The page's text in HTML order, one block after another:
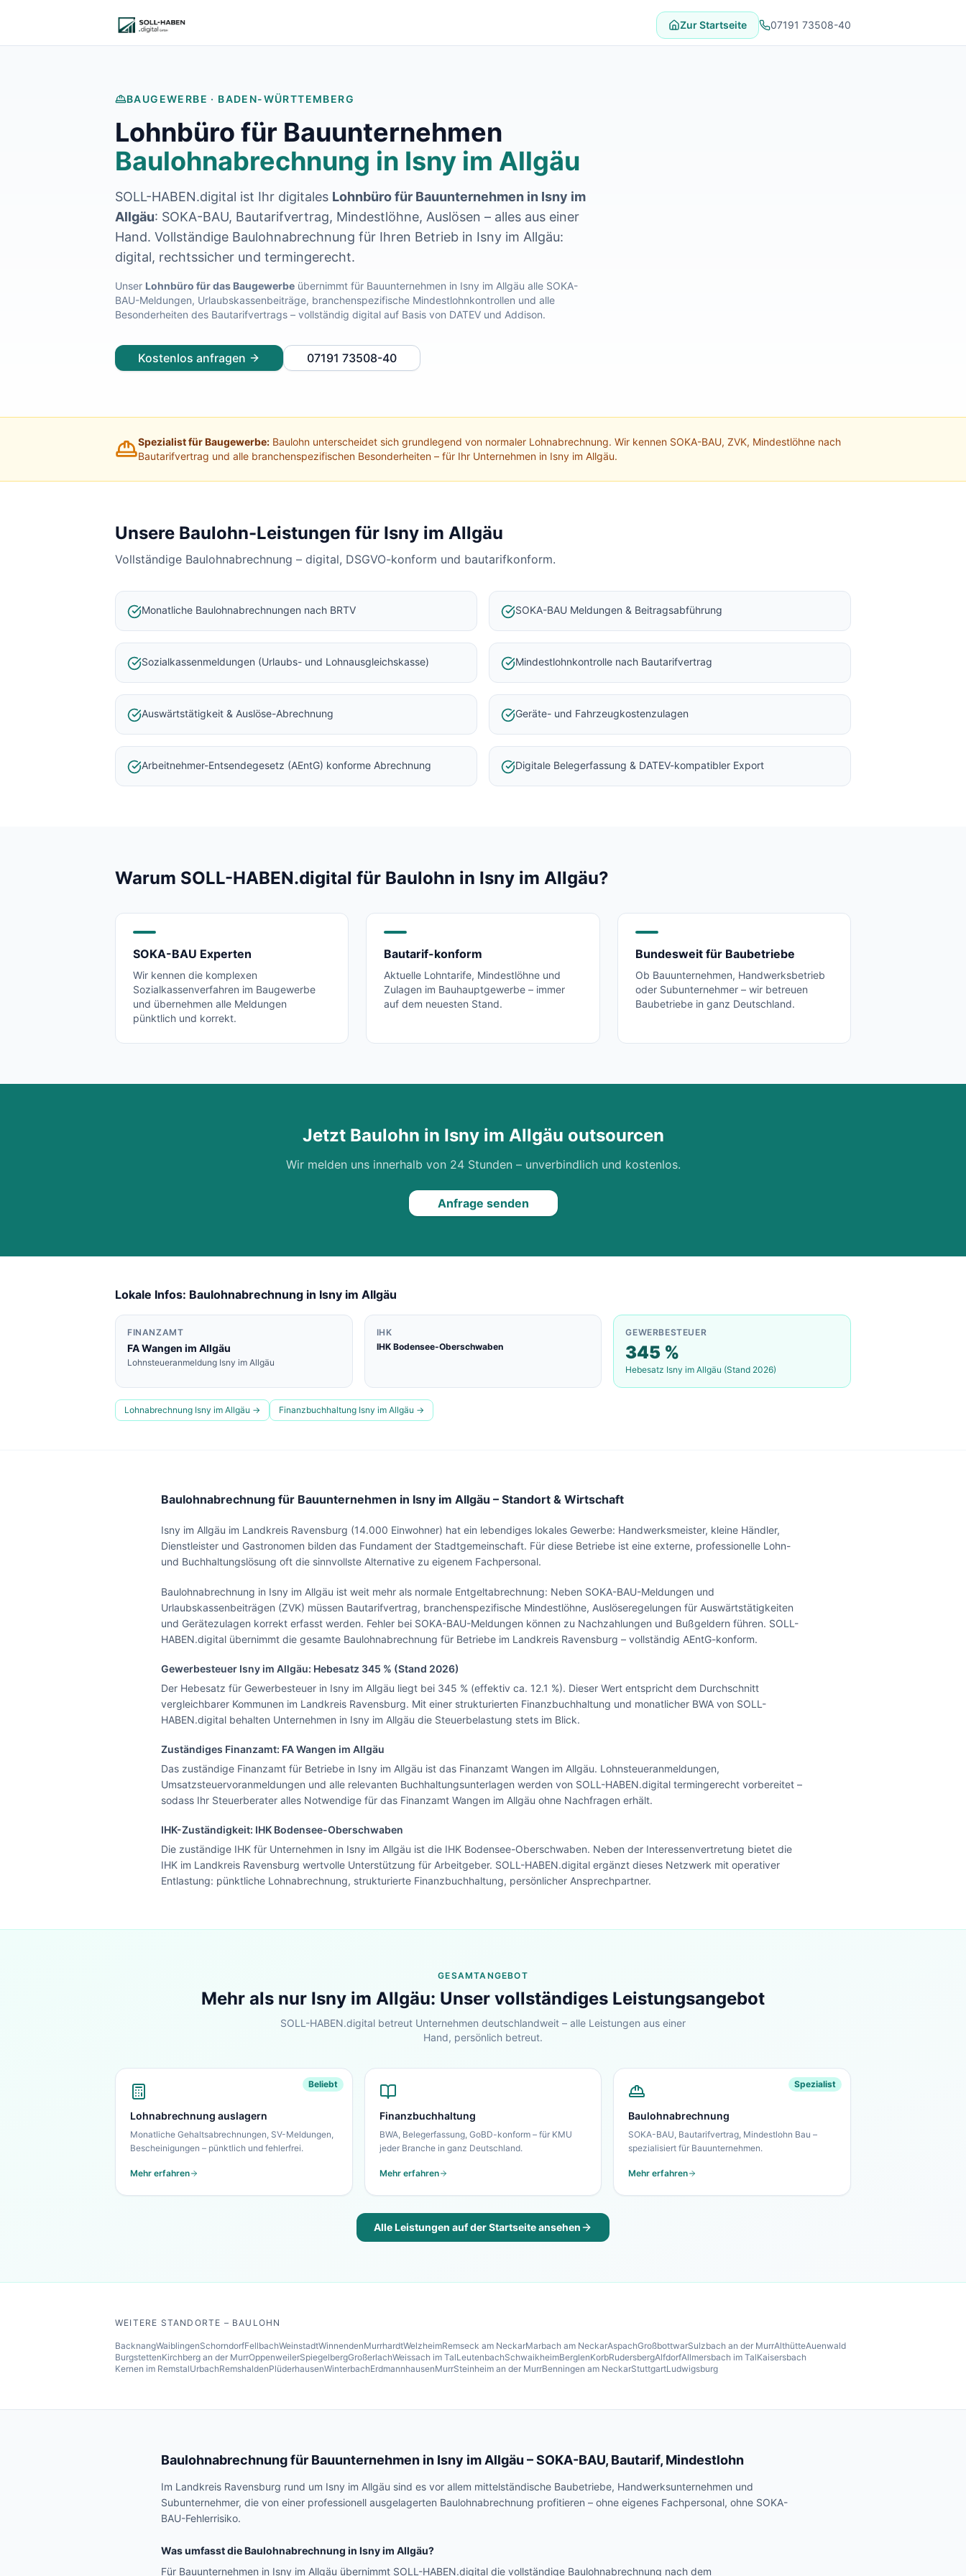
Zur Startseite 07191 73508-40
BAUGEWERBE · BADEN-WÜRTTEMBERG
Lohnbüro für Bauunternehmen
Baulohnabrechnung in Isny im Allgäu
SOLL-HABEN.digital ist Ihr digitales Lohnbüro für Bauunternehmen in Isny im
Allgäu: SOKA-BAU, Bautarifvertrag, Mindestlöhne, Auslösen – alles aus einer
Hand. Vollständige Baulohnabrechnung für Ihren Betrieb in Isny im Allgäu:
digital, rechtssicher und termingerecht.
Unser Lohnbüro für das Baugewerbe übernimmt für Bauunternehmen in Isny im Allgäu alle SOKA-
BAU-Meldungen, Urlaubskassenbeiträge, branchenspezifische Mindestlohnkontrollen und alle
Besonderheiten des Bautarifvertrags – vollständig digital auf Basis von DATEV und Addison.
Kostenlos anfragen 07191 73508-40
Spezialist für Baugewerbe: Baulohn unterscheidet sich grundlegend von normaler Lohnabrechnung. Wir kennen SOKA-BAU, ZVK, Mindestlöhne nach
Bautarifvertrag und alle branchenspezifischen Besonderheiten – für Ihr Unternehmen in Isny im Allgäu.
Unsere Baulohn-Leistungen für Isny im Allgäu
Vollständige Baulohnabrechnung – digital, DSGVO-konform und bautarifkonform.
Monatliche Baulohnabrechnungen nach BRTV SOKA-BAU Meldungen & Beitragsabführung
Sozialkassenmeldungen (Urlaubs- und Lohnausgleichskasse) Mindestlohnkontrolle nach Bautarifvertrag
Auswärtstätigkeit & Auslöse-Abrechnung Geräte- und Fahrzeugkostenzulagen
Arbeitnehmer-Entsendegesetz (AEntG) konforme Abrechnung Digitale Belegerfassung & DATEV-kompatibler Export
Warum SOLL-HABEN.digital für Baulohn in Isny im Allgäu?
SOKA-BAU Experten
Wir kennen die komplexen
Sozialkassenverfahren im Baugewerbe
und übernehmen alle Meldungen
pünktlich und korrekt.
Bautarif-konform
Aktuelle Lohntarife, Mindestlöhne und
Zulagen im Bauhauptgewerbe – immer
auf dem neuesten Stand.
Bundesweit für Baubetriebe
Ob Bauunternehmen, Handwerksbetrieb
oder Subunternehmer – wir betreuen
Baubetriebe in ganz Deutschland.
Jetzt Baulohn in Isny im Allgäu outsourcen
Wir melden uns innerhalb von 24 Stunden – unverbindlich und kostenlos.
Anfrage senden
Lokale Infos: Baulohnabrechnung in Isny im Allgäu
FINANZAMT
FAWangen im Allgäu
Lohnsteueranmeldung Isny im Allgäu
IHK
IHK Bodensee-Oberschwaben
GEWERBESTEUER
345 %
Hebesatz Isny im Allgäu (Stand 2026)
Lohnabrechnung Isny im Allgäu → Finanzbuchhaltung Isny im Allgäu →
Baulohnabrechnung für Bauunternehmen in Isny im Allgäu – Standort & Wirtschaft
Isny im Allgäu im Landkreis Ravensburg (14.000 Einwohner) hat ein lebendiges lokales Gewerbe: Handwerksmeister, kleine Händler,
Dienstleister und Gastronomen bilden das Fundament der Stadtgemeinschaft. Für diese Betriebe ist eine externe, professionelle Lohn-
und Buchhaltungslösung oft die sinnvollste Alternative zu eigenem Fachpersonal.
Baulohnabrechnung in Isny im Allgäu ist weit mehr als normale Entgeltabrechnung: Neben SOKA-BAU-Meldungen und
Urlaubskassenbeiträgen (ZVK) müssen Bautarifvertrag, branchenspezifische Mindestlöhne, Auslöseregelungen für Auswärtstätigkeiten
und Gerätezulagen korrekt erfasst werden. Fehler bei SOKA-BAU-Meldungen können zu Nachzahlungen und Bußgeldern führen. SOLL-
HABEN.digital übernimmt die gesamte Baulohnabrechnung für Betriebe im Landkreis Ravensburg – vollständig AEntG-konform.
Gewerbesteuer Isny im Allgäu: Hebesatz 345 % (Stand 2026)
Der Hebesatz für Gewerbesteuer in Isny im Allgäu liegt bei 345 % (effektiv ca. 12.1 %). Dieser Wert entspricht dem Durchschnitt
vergleichbarer Kommunen im Landkreis Ravensburg. Mit einer strukturierten Finanzbuchhaltung und monatlicher BWA von SOLL-
HABEN.digital behalten Unternehmen in Isny im Allgäu die Steuerbelastung stets im Blick.
Zuständiges Finanzamt: FAWangen im Allgäu
Das zuständige Finanzamt für Betriebe in Isny im Allgäu ist das Finanzamt Wangen im Allgäu. Lohnsteueranmeldungen,
Umsatzsteuervoranmeldungen und alle relevanten Buchhaltungsunterlagen werden von SOLL-HABEN.digital termingerecht vorbereitet –
sodass Ihr Steuerberater alles Notwendige für das Finanzamt Wangen im Allgäu ohne Nachfragen erhält.
IHK-Zuständigkeit: IHK Bodensee-Oberschwaben
Die zuständige IHK für Unternehmen in Isny im Allgäu ist die IHK Bodensee-Oberschwaben. Neben der Interessenvertretung bietet die
IHK im Landkreis Ravensburg wertvolle Unterstützung für Arbeitgeber. SOLL-HABEN.digital ergänzt dieses Netzwerk mit operativer
Entlastung: pünktliche Lohnabrechnung, strukturierte Finanzbuchhaltung, persönlicher Ansprechpartner.
GESAMTANGEBOT
Mehr als nur Isny im Allgäu: Unser vollständiges Leistungsangebot
SOLL-HABEN.digital betreut Unternehmen deutschlandweit – alle Leistungen aus einer
Hand, persönlich betreut.
Beliebt
Lohnabrechnung auslagern
Monatliche Gehaltsabrechnungen, SV-Meldungen,
Bescheinigungen – pünktlich und fehlerfrei.
Mehr erfahren
Finanzbuchhaltung
BWA, Belegerfassung, GoBD-konform – für KMU
jeder Branche in ganz Deutschland.
Mehr erfahren
Spezialist
Baulohnabrechnung
SOKA-BAU, Bautarifvertrag, Mindestlohn Bau –
spezialisiert für Bauunternehmen.
Mehr erfahren
Alle Leistungen auf der Startseite ansehen
WEITERE STANDORTE – BAULOHN
BacknangWaiblingenSchorndorfFellbachWeinstadtWinnendenMurrhardtWelzheimRemseck am NeckarMarbach am NeckarAspachGroßbottwarSulzbach an der MurrAlthütteAuenwald
BurgstettenKirchberg an der MurrOppenweilerSpiegelbergGroßerlachWeissach im TalLeutenbachSchwaikheimBerglenKorbRudersbergAlfdorfAllmersbach im TalKaisersbach
Kernen im RemstalUrbachRemshaldenPlüderhausenWinterbachErdmannhausenMurrSteinheim an der MurrBenningen am NeckarStuttgartLudwigsburg
Baulohnabrechnung für Bauunternehmen in Isny im Allgäu – SOKA-BAU, Bautarif, Mindestlohn
Im Landkreis Ravensburg rund um Isny im Allgäu sind es vor allem mittelständische Baubetriebe, Handwerksunternehmen und
Subunternehmer, die von einer professionell ausgelagerten Baulohnabrechnung profitieren – ohne eigenes Fachpersonal, ohne SOKA-
BAU-Fehlerrisiko.
Was umfasst die Baulohnabrechnung in Isny im Allgäu?
Für Bauunternehmen in Isny im Allgäu übernimmt SOLL-HABEN.digital die vollständige Baulohnabrechnung nach dem
Finanzbuchhaltung auslagern
E-Rechnung und Peppol
Lohnabrechnung Backnang
Lohnabrechnung Waiblingen
Lohnabrechnung Schorndorf
Lohnabrechnung Stuttgart
Lohnabrechnung Heilbronn
Lohnabrechnung Karlsruhe
Lohnabrechnung Mannheim
Lohnabrechnung Heidelberg
Lohnabrechnung Pforzheim
Lohnabrechnung Konstanz
Finanzbuchhaltung Stuttgart
Finanzbuchhaltung Heilbronn
Finanzbuchhaltung Karlsruhe
Finanzbuchhaltung Mannheim
Finanzbuchhaltung Heidelberg
Finanzbuchhaltung Ulm
Baulohnabrechnung Backnang
Baulohnabrechnung Stuttgart
Baulohnabrechnung Heilbronn
Baulohnabrechnung Karlsruhe